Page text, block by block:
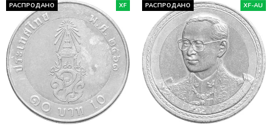
РАСПРОДАНО XF РАСПРОДАНО XF-AU